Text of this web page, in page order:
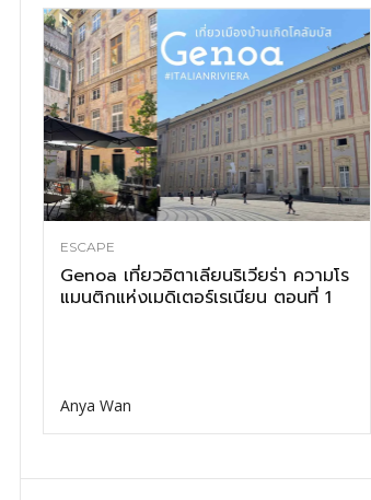
ESCAPE
Genoa เที่ยวอิตาเลียนริเวียร่า ความโร
แมนติกแห่งเมดิเตอร์เรเนียน ตอนที่ 1
Anya Wan